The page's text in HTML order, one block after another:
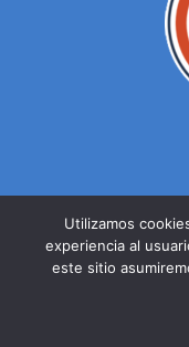
© DERECHOS
SALUD
Utilizamos
experiencia al
este sitio